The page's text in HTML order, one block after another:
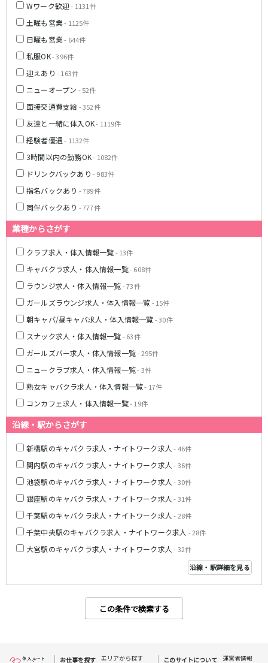
Wワーク歓迎- 1131件
土曜も営業- 1125件
日曜も営業- 644件
私服OK- 396件
迎えあり - 163件
ニューオープン - 52件
面接交通費支給- 352件
友達と一緒に体入OK- 1119件
経験者優遇- 1132件
3時間以内の勤務OK- 1082件
ドリンクバックあり - 983件
指名バックあり - 789件
同伴バックあり - 777件
業種からさがす
クラブ求人・体入情報一覧- 13件
キャバクラ求人・体入情報一覧- 608件
ラウンジ求人・体入情報一覧- 73件
ガールズラウンジ求人・体入情報一覧- 15件
朝キャバ/昼キャバ求人・体入情報一覧- 30件
スナック求人・体入情報一覧- 63件
ガールズバー求人・体入情報一覧- 295件
ニュークラブ求人・体入情報一覧- 3件
熟女キャバクラ求人・体入情報一覧- 17件
コンカフェ求人・体入情報一覧- 19件
沿線・駅からさがす
新橋駅のキャバクラ求人・ナイトワーク求人 - 46件
関内駅のキャバクラ求人・ナイトワーク求人 - 36件
池袋駅のキャバクラ求人・ナイトワーク求人 - 30件
銀座駅のキャバクラ求人・ナイトワーク求人 - 31件
千葉駅のキャバクラ求人・ナイトワーク求人 - 28件
千葉中央駅のキャバクラ求人・ナイトワーク求人 - 28件
大宮駅のキャバクラ求人・ナイトワーク求人 - 32件
沿線・駅詳細を見る
この条件で検索する
東京メトロ東西線
中野駅
浦安駅
西葛西駅
南行徳駅
JR湘南新宿ライン
赤羽駅
恵比寿駅
武蔵小杉駅
大船駅
東戸塚駅
東急多摩川線
蒲田駅
西武国分寺線
東村山駅 国分寺駅
新京成電鉄線
松戸駅
新津田沼駅
八柱駅
京成津田沼駅
五香駅
横浜市営地下鉄ブルーライン
関内駅
横浜駅
桜木町駅
新横浜駅
戸塚駅
湘南台駅
伊勢佐木長者町駅
上大岡駅
蒔田駅
吉野町駅
新高島駅
お仕事を探す エリアから探す このサイトについて 運営者情報